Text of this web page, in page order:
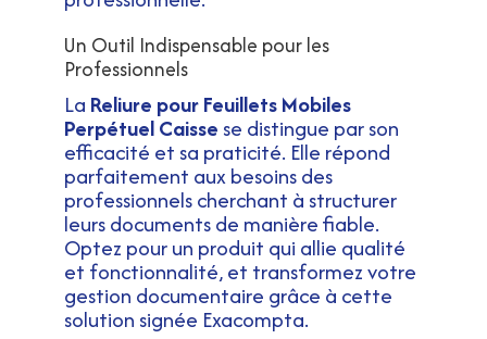
Un Outil Indispensable pour les
Professionnels
La Reliure pour Feuillets Mobiles
Perpétuel Caisse se distingue par son
efficacité et sa praticité. Elle répond
parfaitement aux besoins des
professionnels cherchant à structurer
leurs documents de manière fiable.
Optez pour un produit qui allie qualité
et fonctionnalité, et transformez votre
gestion documentaire grâce à cette
solution signée Exacompta.